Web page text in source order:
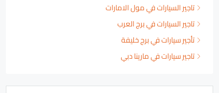
تاجير السيارات في مول الامارات
تاجير السيارات في برج العرب
تأجير سيارات في برج خليفة
تاجير سيارات في مارينا دبي